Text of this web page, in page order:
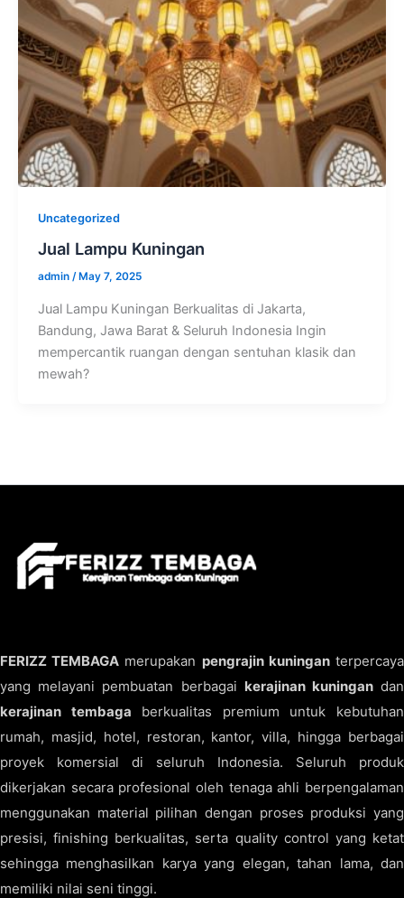
Uncategorized
Jual Lampu Kuningan
admin / May 7, 2025
Jual Lampu Kuningan Berkualitas di Jakarta,
Bandung, Jawa Barat & Seluruh Indonesia Ingin
mempercantik ruangan dengan sentuhan klasik dan
mewah?
FERIZZ TEMBAGA merupakan pengrajin kuninganterpercaya
yang melayani pembuatan berbagai kerajinan kuningandan
kerajinan tembaga berkualitas premium untuk kebutuhan
rumah, masjid, hotel, restoran, kantor, villa, hingga berbagai
proyek komersial di seluruh Indonesia. Seluruh produk
dikerjakan secara profesional oleh tenaga ahli berpengalaman
menggunakan material pilihan dengan proses produksi yang
presisi, finishing berkualitas, serta quality control yang ketat
sehingga menghasilkan karya yang elegan, tahan lama, dan
memiliki nilai seni tinggi.